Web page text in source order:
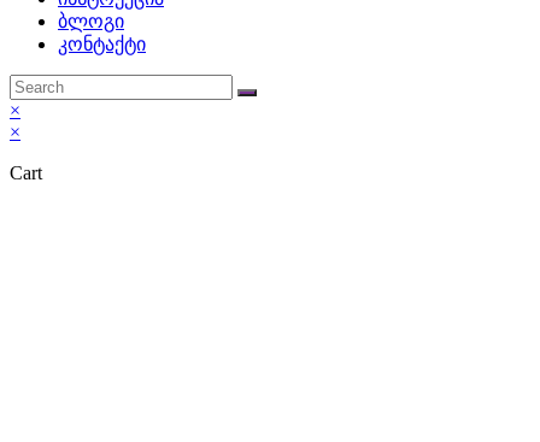
folks
specific
impressive
model.
ბლოგი
კონტაქტი
×
×
Cart